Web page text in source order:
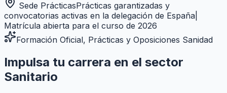
Sede PrácticasPrácticas garantizadas y
convocatorias activas en la delegación de España
Matrícula abierta para el curso de 2026
Formación Oficial, Prácticas y Oposiciones Sanidad
Impulsa tu carrera en el sector
Sanitario